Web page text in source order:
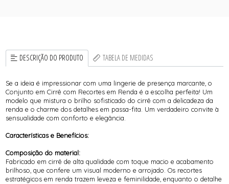
DESCRIÇÃO DO PRODUTO TABELA DE MEDIDAS
Se a ideia é impressionar com uma lingerie de presença marcante, o
Conjunto em Cirrê com Recortes em Renda é a escolha perfeita! Um
modelo que mistura o brilho sofisticado do cirrê com a delicadeza da
renda e o charme dos detalhes em passa-fita. Um verdadeiro convite à
sensualidade com conforto e elegância.
Características e Benefícios:
Composição do material:
Fabricado em cirrê de alta qualidade com toque macio e acabamento
brilhoso, que confere um visual moderno e arrojado. Os recortes
estratégicos em renda trazem leveza e feminilidade, enquanto o detalhe